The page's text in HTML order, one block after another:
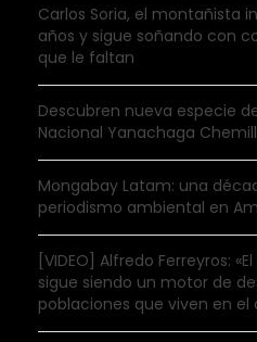
Carlos Soria, el montañista
años y sigue soñando con
que le faltan
Descubren nueva especie
Nacional Yanachaga
Mongabay Latam: una
periodismo ambiental en
[VIDEO] Alfredo Ferreyros:
sigue siendo un motor de
poblaciones que viven en el